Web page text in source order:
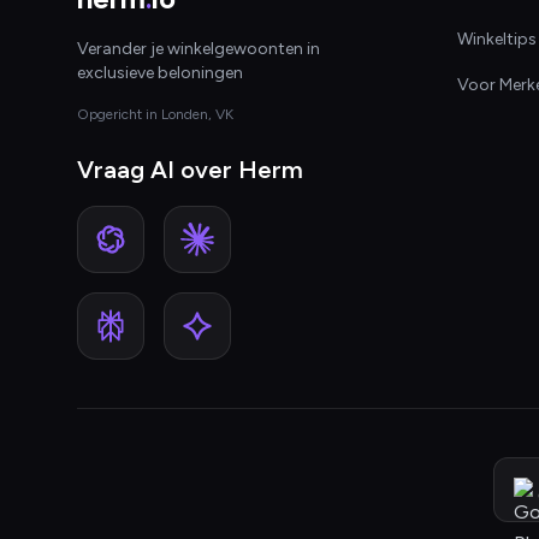
Verander je winkelgewoonten in
exclusieve beloningen
Opgericht in Londen, VK
Vraag AI over Herm
Winkeltips
Voor